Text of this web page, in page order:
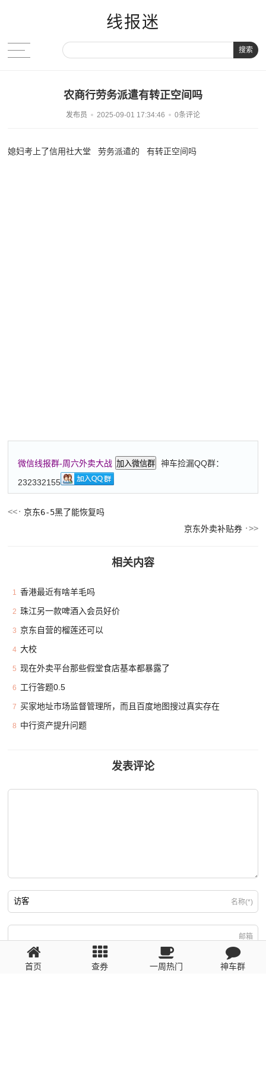
线报迷
搜索
农商行劳务派遣有转正空间吗
发布员 2025-09-01 17:34:46 0条评论
媳妇考上了信用社大堂 劳务派遣的 有转正空间吗
微信线报群-周六外卖大战 加入微信群
神车捡漏QQ群：
232332155
京东6-5黑了能恢复吗
京东外卖补贴券
相关内容
1 香港最近有啥羊毛吗
2 珠江另一款啤酒入会员好价
3 京东自营的榴莲还可以
4 大校
5 现在外卖平台那些假堂食店基本都暴露了
6 工行答题0.5
7 买家地址市场监督管理所，而且百度地图搜过真实存在
8 中行资产提升问题
发表评论
名称(*)
邮箱
回复需填写必要信息
首页 查券 一周热门 神车群